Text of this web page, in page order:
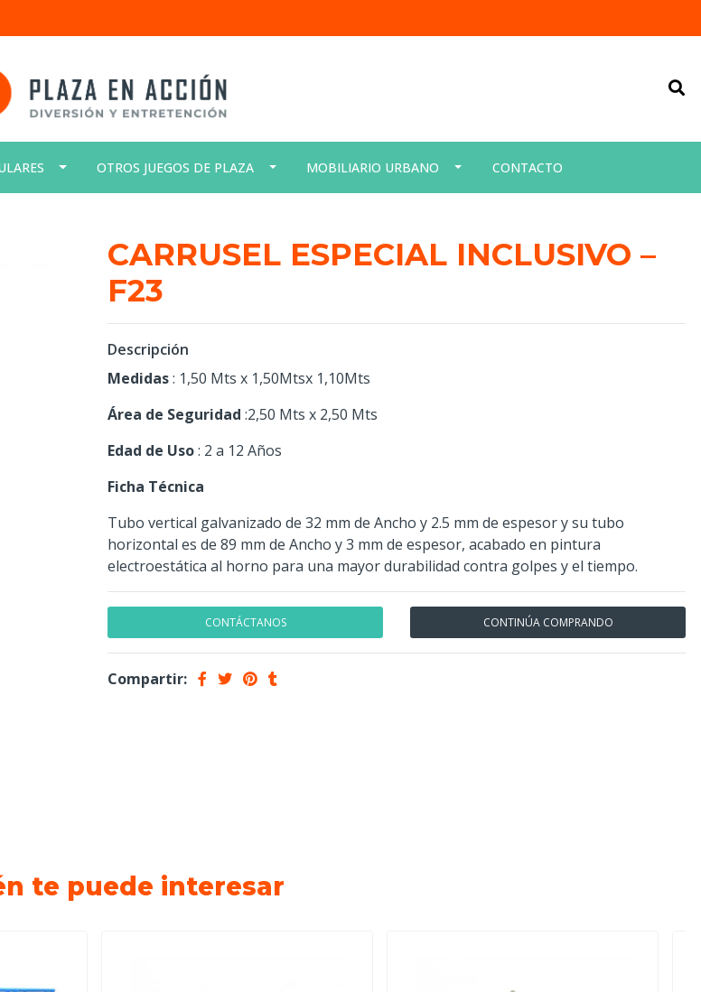
OTROS JUEGOS DE PLAZA MOBILIARIO URBANO CONTACTO
CARRUSEL ESPECIAL INCLUSIVO –
F23
Descripción
Medidas: 1,50 Mts x 1,50Mtsx 1,10Mts
Área de Seguridad :2,50 Mts x 2,50 Mts
Edad de Uso: 2 a 12 Años
Ficha Técnica
Tubo vertical galvanizado de 32 mm de Ancho y 2.5 mm de espesor y su tubo
horizontal es de 89 mm de Ancho y 3 mm de espesor, acabado en pintura
electroestática al horno para una mayor durabilidad contra golpes y el tiempo.
CONTÁCTANOS CONTINÚA COMPRANDO
Compartir:
te puede interesar